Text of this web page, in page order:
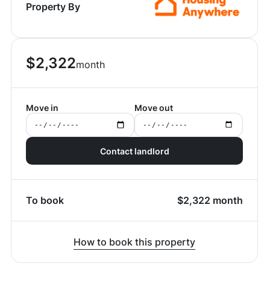
Property By
$2,322month
Move in Move out
Contact landlord
To book $2,322 month
How to book this property